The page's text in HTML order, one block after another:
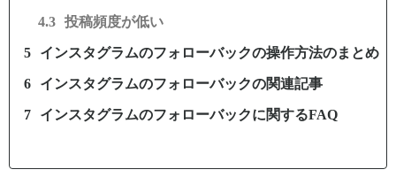
投稿頻度が低い
インスタグラムのフォローバックの操作方法のまとめ
インスタグラムのフォローバックの関連記事
インスタグラムのフォローバックに関するFAQ